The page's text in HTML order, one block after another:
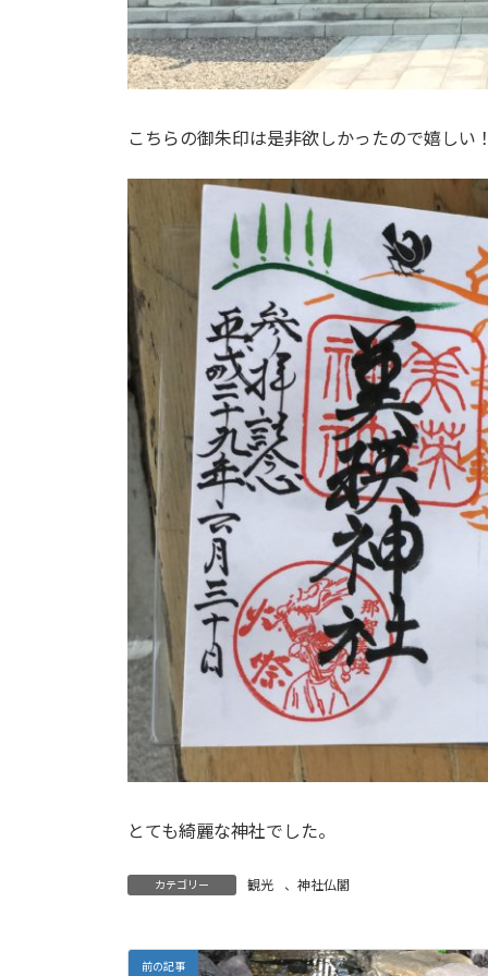
こちらの御朱印は是非欲しかったので嬉しい
とても綺麗な神社でした。
カテゴリー 観光 、 神社仏閣
前の記事